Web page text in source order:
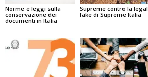
Norme e leggi sulla
conservazione dei
documenti in Italia
Supreme contro la legal
fake di Supreme Italia